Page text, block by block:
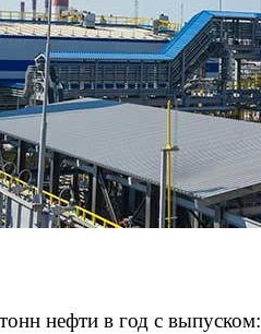
нефти в год с выпуском: